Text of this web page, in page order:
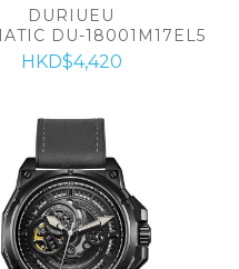
DURIUEU
DU-18001M17EL5
HKD$4,420